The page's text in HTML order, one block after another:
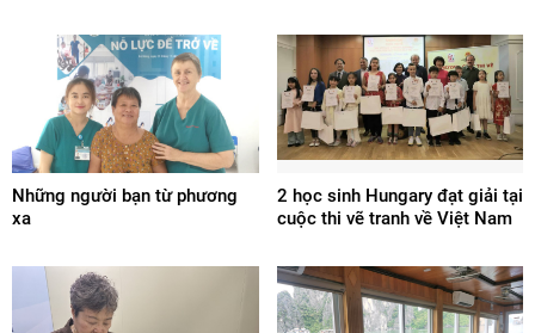
Những người bạn từ phương
xa
2 học sinh Hungary đạt giải tại
cuộc thi vẽ tranh về Việt Nam